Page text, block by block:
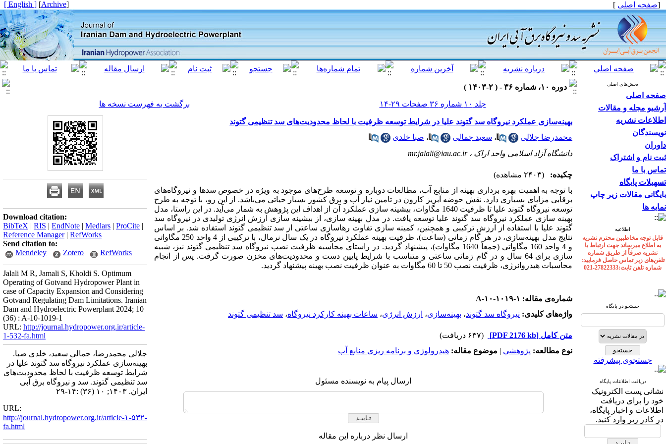
[صفحه اصلی ]
[
Archive
]
[ English ]
بخش‌های اصلی
صفحه اصلی
آرشیو مجله و مقالات
اطلاعات نشریه
نویسندگان
داوران
ثبت نام و اشتراک
تماس با ما
تسهیلات پایگاه
بایگانی مقالات زیر چاپ
نمایه ها
اطلاعیه
قابل توجه مخاطبین محترم نشریه
به اطلاع میرساند جهت ارتباط با
نشریه صرفاً از طریق شماره
تلفن‌های زیر تماس حاصل فرمایید:
شماره تلفن ثابت:27822333-021
جستجو در پایگاه
جستجوی پیشرفته
دریافت اطلاعات پایگاه
نشانی پست الکترونیک
خود را برای دریافت
اطلاعات و اخبار پایگاه،
در کادر زیر وارد کنید.
دوره ۱۰، شماره ۳۶ - ( ۲-۱۴۰۳ )
جلد ۱۰ شماره ۳۶ صفحات ۲۹-۱۴
برگشت به فهرست نسخه ها
بهینه‌سازی عملکرد نیروگاه سد گتوند علیا در شرایط توسعه ظرفیت با لحاظ محدودیت‌های سد تنظیمی گتوند
محمدرضا جلالی
، سعید جمالی ، صبا خلدی
دانشگاه آزاد اسلامی واحد اراک ،mr.jalali@iau.ac.ir
چکیده:
(۲۴۰۳ مشاهده)
با توجه به اهمیت بهره برداری بهینه از منابع آب، مطالعات دوباره و توسعه طرح‌های موجود به ویژه در خصوص سدها و نیروگاه‌های
برقابی مزایای بسیاری دارد. نقش حوضه آبریز کارون در تامین نیاز آب و برق کشور بسیار حیاتی می‌باشد. از این رو، با توجه به طرح
توسعه نیروگاه گتوند علیا تا ظرفیت 1640 مگاوات، بیشینه سازی عملکرد آن از اهداف این پژوهش به شمار می‌آید. در این راستا، مدل
بهینه سازی عملکرد نیروگاه سد گتوند علیا توسعه یافت. در مدل بهینه سازی، از بیشینه سازی ارزش انرژی تولیدی در نیروگاه سد
گتوند علیا با استفاده از ارزش ترکیبی و همچنین، کمینه سازی تفاوت رهاسازی ساعتی از سد تنظیمی گتوند استفاده شد. بر اساس
نتایج مدل بهینه‌سازی، در هر گام زمانی (ساعت)، ظرفیت بهینه عملکرد نیروگاه در یک سال نرمال، با ترکیبی از 4 واحد 250 مگاواتی
و 4 واحد 160 مگاواتی (جمعاً 1640 مگاوات)، پیشنهاد گردید. در راستای محاسبه ظرفیت نصب نیروگاه سد تنظیمی گتوند نیز، شبیه
سازی برای 64 سال و در گام زمانی ساعتی و متناسب با شرایط پایین دست و محدودیت‌های مخزن صورت گرفت. پس از انجام
محاسبات هیدروانرژی، ظرفیت نصب 50 تا 60 مگاوات به عنوان ظرفیت نصب بهینه پیشنهاد گردید.
شماره‌ی مقاله: A-۱۰-۱۰۱۹-۱
واژه‌های کلیدی: نیروگاه سد گتوند، بهینه‌سازی، ارزش انرژی، ساعات بهینه کارکرد نیروگاه، سد تنظیمی گتوند
متن کامل [PDF 2176 kb]
(۶۳۷ دریافت)
نوع مطالعه: پژوهشي | موضوع مقاله: هیدرولوژی و برنامه ریزی منابع آب
ارسال پیام به نویسنده مسئول
ارسال نظر درباره این مقاله
Download citation:
BibTeX | RIS | EndNote | Medlars | ProCite |
Reference Manager| RefWorks
Send citation to:
Mendeley
Zotero RefWorks
Jalali M R, Jamali S, Kholdi S. Optimum
Operating of Gotvand Hydropower Plant in
case of Capacity Expansion and Considering
Gotvand Regulating Dam Limitations. Iranian
Dam and Hydroelectric Powerplant 2024; 10
(36) : A-10-1019-1
URL: http://journal.hydropower.org.ir/article-
1-532-fa.html
جلالی محمدرضا، جمالی سعید، خلدی صبا.
بهینه‌سازی عملکرد نیروگاه سد گتوند علیا در
شرایط توسعه ظرفیت با لحاظ محدودیت‌های
سد تنظیمی گتوند. سد و نیروگاه برق آبی
ایران. ۱۴۰۳; ۱۰ (۳۶) :۱۴-۲۹
URL:
http://journal.hydropower.org.ir/article-۱-۵۳۲-
fa.html